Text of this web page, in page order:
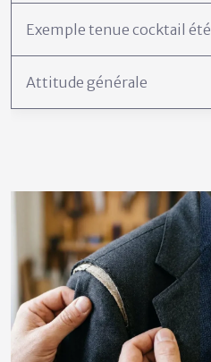
Exemple tenue cocktail été
Attitude générale